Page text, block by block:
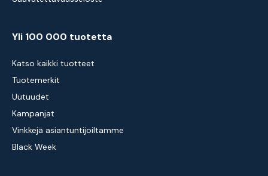
Yli 100 000 tuotetta
Katso kaikki tuotteet
Tuotemerkit
Uutuudet
Kampanjat
Vinkkejä asiantuntijoiltamme
Black Week